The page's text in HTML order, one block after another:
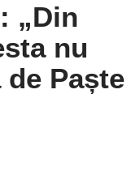
„Din
nu
Paște